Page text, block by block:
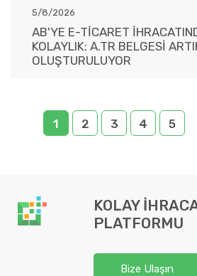
5/8/2026
AB'YE E-TİCARET
KOLAYLIK: A.TR BELGESİ
OLUŞTURULUYOR
1 2 3 4 5
KOLAY
PLATFORMU
Bize Ulaşın